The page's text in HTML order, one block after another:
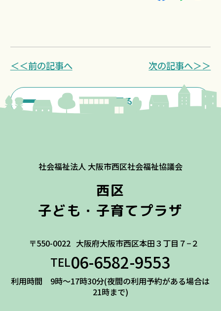
＜＜前の記事へ
一覧に戻る
次の記事へ＞＞
社会福祉法人 大阪市西区社会福祉協議会
西区
子ども・子育てプラザ
〒550-0022 大阪府大阪市西区本田３丁目７−２
TEL06-6582-9553
利用時間 9時～17時30分(夜間の利用予約がある場合は
21時まで)